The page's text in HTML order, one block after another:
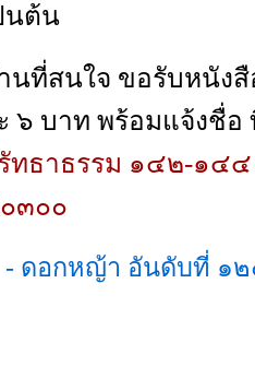
นต้น
นที่สนใจ ขอรับหนัง
๖ บาท พร้อมแจ้งชื่
ทธาธรรม ๑๔๒-๑๔๔
๓๐๐
- ดอกหญ้า อันดับที่ ๑